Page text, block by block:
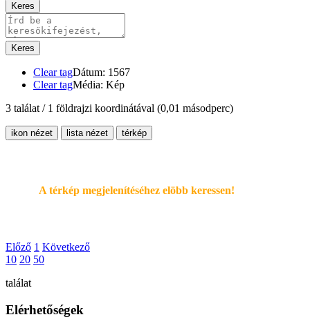
Keres
Keres
Clear tagDátum: 1567
Clear tagMédia: Kép
3 találat / 1 földrajzi koordinátával (0,01 másodperc)
ikon nézet lista nézet térkép
A térkép megjelenítéséhez elöbb keressen!
Előző 1 Következő
10 20 50
találat
Elérhetőségek